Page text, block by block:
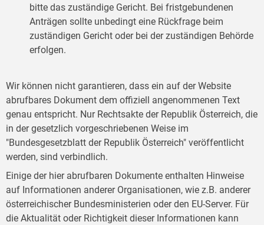
bitte das zuständige Gericht. Bei fristgebundenen
Anträgen sollte unbedingt eine Rückfrage beim
zuständigen Gericht oder bei der zuständigen Behörde
erfolgen.
Wir können nicht garantieren, dass ein auf der Website
abrufbares Dokument dem offiziell angenommenen Text
genau entspricht. Nur Rechtsakte der Republik Österreich, die
in der gesetzlich vorgeschriebenen Weise im
"Bundesgesetzblatt der Republik Österreich" veröffentlicht
werden, sind verbindlich.
Einige der hier abrufbaren Dokumente enthalten Hinweise
auf Informationen anderer Organisationen, wie z.B. anderer
österreichischer Bundesministerien oder den EU-Server. Für
die Aktualität oder Richtigkeit dieser Informationen kann